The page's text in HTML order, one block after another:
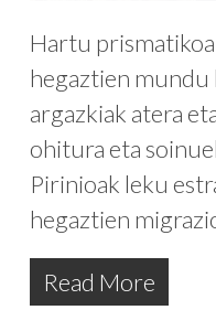
Hartu
hegaztien
argazkiak atera
ohitura eta
Pirinioak leku
hegaztien
Read More